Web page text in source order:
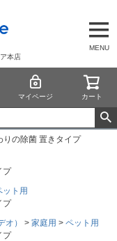
MENU
本店
マイページ カート
りの除菌 置きタイプ
プ
ット用
プ
オ） 家庭用
ペット用
プ